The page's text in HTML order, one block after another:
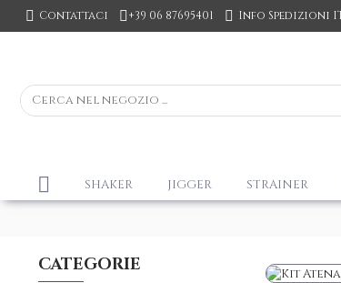
Contattaci +39 06 87695401 Info Spedizioni
SHAKER JIGGER STRAINER
CATEGORIE